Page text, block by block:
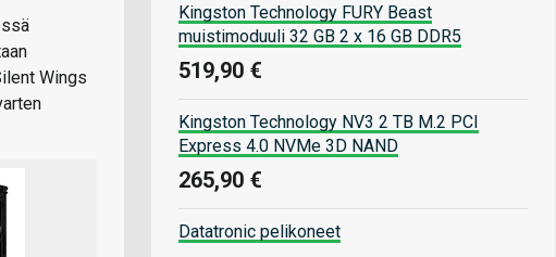
Wings
Kingston Technology FURY Beast
muistimoduuli 32 GB 2 x 16 GB DDR5
519,90 €
Kingston Technology NV3 2 TB M.2 PCI
Express 4.0 NVMe 3D NAND
265,90 €
Datatronic pelikoneet